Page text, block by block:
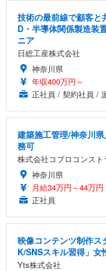
技術の最前線で顧客と
D・半導体関係製造装
ニア
日総工産株式会社
神奈川県
年収400万円～
正社員 / 契約社員 /
建築施工管理/神奈川
務可
株式会社コプロコンスト
神奈川県
月給34万円～44万円
正社員
映像コンテンツ制作ス
K/SNSスキル習得」女
Yts株式会社